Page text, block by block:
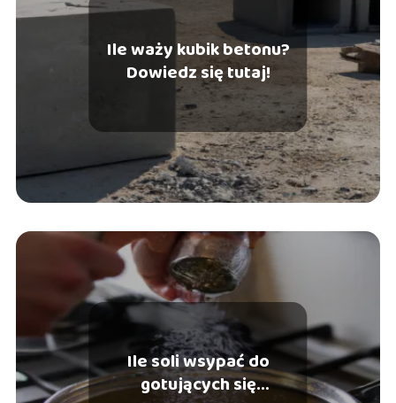
Ile waży kubik betonu?
Dowiedz się tutaj!
Ile soli wsypać do
gotujących się